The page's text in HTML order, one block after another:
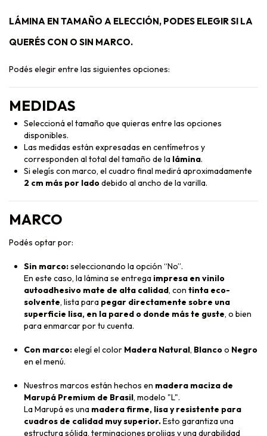
LÁMINA EN TAMAÑO A ELECCIÓN, PODES ELEGIR SI LA
QUERÉS CON O SIN MARCO.
Podés elegir entre las siguientes opciones:
MEDIDAS
Seleccioná el tamaño que quieras entre las opciones
disponibles.
Las medidas están expresadas en centímetros y
corresponden al total del tamaño de la lámina.
Si elegís con marco, el cuadro final medirá aproximadamente
2 cm más por ladodebido al ancho de la varilla.
MARCO
Podés optar por:
Sin marco:seleccionando la opción “No”.
En este caso, la lámina se entrega impresa en vinilo
autoadhesivo mate de alta calidad, con tinta eco-
solvente, lista para pegar directamente sobre una
superficie lisa, en la pared o donde más te guste, o bien
para enmarcar por tu cuenta.
Con marco:elegí el color Madera Natural, Blancoo Negro
en el menú.
Nuestros marcos están hechos en madera maciza de
Marupá Premium de Brasil, modelo "L".
La Marupá es una madera firme, lisa y resistente para
cuadros de calidad muy superior.Esto garantiza una
estructura sólida, terminaciones prolijas y una durabilidad